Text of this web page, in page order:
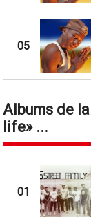
05
Albums de
life ...
01